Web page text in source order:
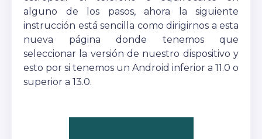
alguno de los pasos, ahora la siguiente
instrucción está sencilla como dirigirnos a esta
nueva página donde tenemos que
seleccionar la versión de nuestro dispositivo y
esto por si tenemos un Android inferior a 11.0 o
superior a 13.0.